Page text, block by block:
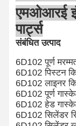
कमिंस इंजन पार्ट्स
MITSUBISHI इंजन
जॉन डियर इंजन
DOOSAN इंजन
ईसी वोल्वो इंजन पार्ट्स
इसुजु इंजन पार्ट्स
एमओआरई
पार्ट्स
संबंधित उत्पाद
6D102 पूर्ण
6D102 पिस्टन
6D102 लाइनर
6D102 पूर्ण
6D102 हेड
6D102 सिलेंडर